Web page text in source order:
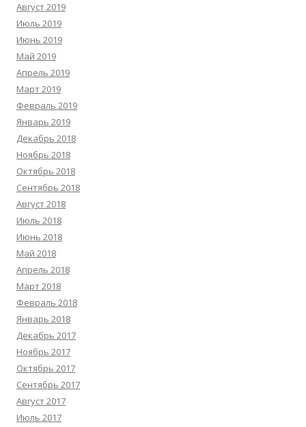
Август 2019
Июль 2019
Июнь 2019
Май 2019
Апрель 2019
Март 2019
Февраль 2019
Январь 2019
Декабрь 2018
Ноябрь 2018
Октябрь 2018
Сентябрь 2018
Август 2018
Июль 2018
Июнь 2018
Май 2018
Апрель 2018
Март 2018
Февраль 2018
Январь 2018
Декабрь 2017
Ноябрь 2017
Октябрь 2017
Сентябрь 2017
Август 2017
Июль 2017